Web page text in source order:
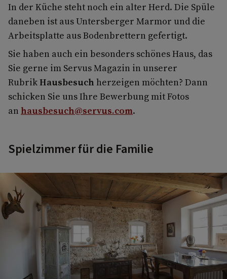
In der Küche steht noch ein alter Herd. Die Spüle
daneben ist aus Untersberger Marmor und die
Arbeitsplatte aus Bodenbrettern gefertigt.
Sie haben auch ein besonders schönes Haus, das
Sie gerne im Servus Magazin in unserer
RubrikHausbesuch herzeigen möchten? Dann
schicken Sie uns Ihre Bewerbung mit Fotos
an hausbesuch@servus.com.
Spielzimmer für die Familie